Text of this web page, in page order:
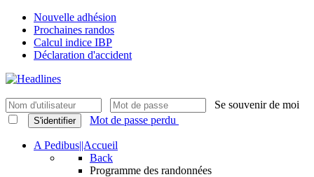
Nouvelle adhésion
Prochaines randos
Calcul indice IBP
Déclaration d'accident
Se souvenir de moi
S'identifier Mot de passe perdu
A Pedibus||Accueil
Back
Programme des randonnées